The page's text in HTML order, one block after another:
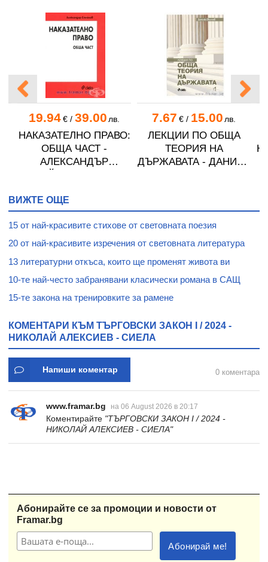
19.94 €/ 39.00 лв.
НАКАЗАТЕЛНО ПРАВО:
ОБЩА ЧАСТ -
АЛЕКСАНДЪР
7.67 €/ 15.00 лв.
ЛЕКЦИИ ПО ОБЩА
ТЕОРИЯ НА
ДЪРЖАВАТА - ДАНИЕЛ
ВИЖТЕ ОЩЕ
15 от най-красивите стихове от световната поезия
20 от най-красивите изречения от световната литература
13 литературни откъса, които ще променят живота ви
10-те най-често забранявани класически романа в САЩ
15-те закона на тренировките за рамене
КОМЕНТАРИ КЪМ ТЪРГОВСКИ ЗАКОН I / 2024 -
НИКОЛАЙ АЛЕКСИЕВ - СИЕЛА
Напиши коментар 0 коментара
www.framar.bg на 06 August 2026 в 20:17
Коментирайте "ТЪРГОВСКИ ЗАКОН I / 2024 -
НИКОЛАЙ АЛЕКСИЕВ - СИЕЛА"
Абонирайте се за промоции и новости от
Framar.bg